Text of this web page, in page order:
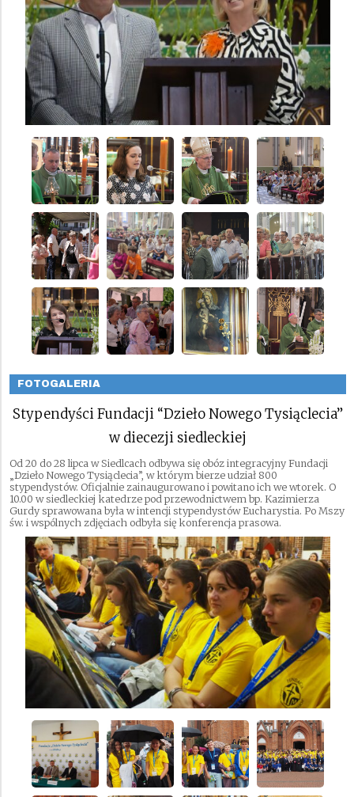
FOTOGALERIA
Stypendyści Fundacji “Dzieło Nowego Tysiąclecia”
w diecezji siedleckiej
Od 20 do 28 lipca w Siedlcach odbywa się obóz integracyjny Fundacji
„Dzieło Nowego Tysiąclecia”, w którym bierze udział 800
stypendystów. Oficjalnie zainaugurowano i powitano ich we wtorek. O
10.00 w siedleckiej katedrze pod przewodnictwem bp. Kazimierza
Gurdy sprawowana była w intencji stypendystów Eucharystia. Po Mszy
św. i wspólnych zdjęciach odbyła się konferencja prasowa.